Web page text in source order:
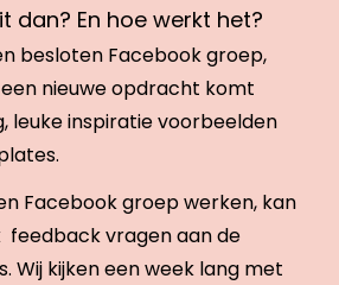
dan? En hoe werkt het?
besloten Facebook groep,
nieuwe opdracht komt
leuke inspiratie voorbeelden
Facebook groep werken, kan
feedback vragen aan de
Wij kijken een week lang met